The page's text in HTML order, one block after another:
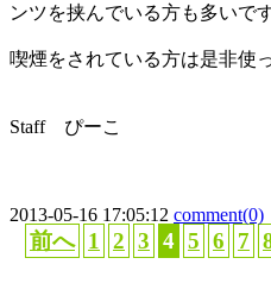
ンツを挟んでいる方も多いです
喫煙をされている方は是非使
Staff ぴーこ
2013-05-16 17:05:12 comment(0)
前へ 1 2 3 4 5 6 7